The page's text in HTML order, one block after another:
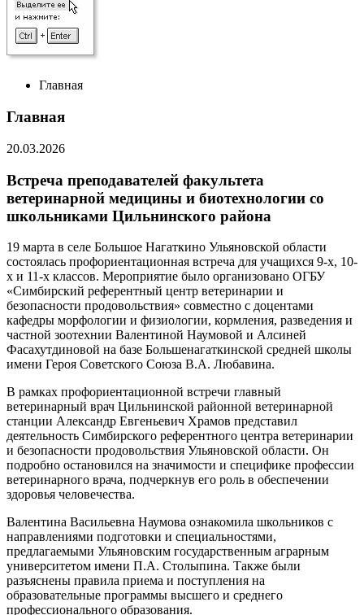
Главная
Главная
20.03.2026
Встреча преподавателей факультета
ветеринарной медицины и биотехнологии со
школьниками Цильнинского района
19 марта в селе Большое Нагаткино Ульяновской области
состоялась профориентационная встреча для учащихся 9-х, 10-
х и 11-х классов. Мероприятие было организовано ОГБУ
«Симбирский референтный центр ветеринарии и
безопасности продовольствия» совместно с доцентами
кафедры морфологии и физиологии, кормления, разведения и
частной зоотехнии Валентиной Наумовой и Алсиней
Фасахутдиновой на базе Большенагаткинской средней школы
имени Героя Советского Союза В.А. Любавина.
В рамках профориентационной встречи главный
ветеринарный врач Цильнинской районной ветеринарной
станции Александр Евгеньевич Храмов представил
деятельность Симбирского референтного центра ветеринарии
и безопасности продовольствия Ульяновской области. Он
подробно остановился на значимости и специфике профессии
ветеринарного врача, подчеркнув его роль в обеспечении
здоровья человечества.
Валентина Васильевна Наумова ознакомила школьников с
направлениями подготовки и специальностями,
предлагаемыми Ульяновским государственным аграрным
университетом имени П.А. Столыпина. Также были
разъяснены правила приема и поступления на
образовательные программы высшего и среднего
профессионального образования.